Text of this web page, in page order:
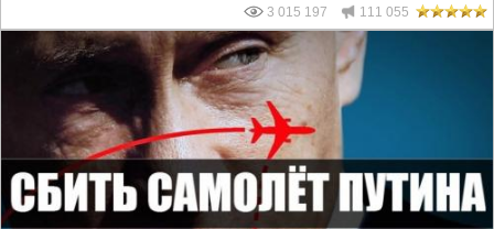
3 015 197 111 055